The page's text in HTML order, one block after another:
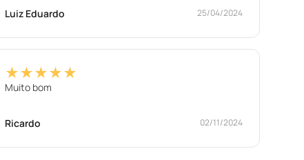
Luiz Eduardo 25/04/2024
★★★★★
Muito bom
Ricardo 02/11/2024